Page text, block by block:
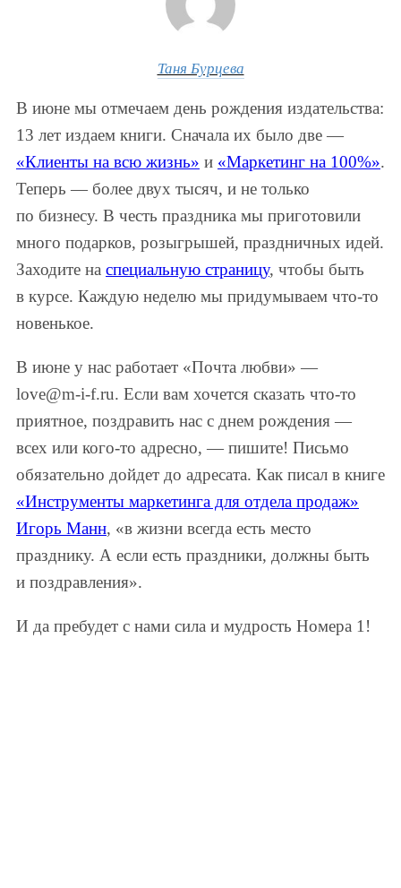
Таня Бурцева
В июне мы отмечаем день рождения издательства:
13 лет издаем книги. Сначала их было две —
«Клиенты на всю жизнь» и «Маркетинг на 100%».
Теперь — более двух тысяч, и не только
по бизнесу. В честь праздника мы приготовили
много подарков, розыгрышей, праздничных идей.
Заходите на специальную страницу, чтобы быть
в курсе. Каждую неделю мы придумываем что-то
новенькое.
В июне у нас работает «Почта любви» —
love@m-i-f.ru. Если вам хочется сказать что-то
приятное, поздравить нас с днем рождения —
всех или кого-то адресно, — пишите! Письмо
обязательно дойдет до адресата. Как писал в книге
«Инструменты маркетинга для отдела продаж»
Игорь Манн, «в жизни всегда есть место
празднику. А если есть праздники, должны быть
и поздравления».
И да пребудет с нами сила и мудрость Номера 1!